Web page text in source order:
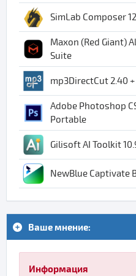
SimLab Composer
Maxon (Red Giant)
Suite
mp3DirectCut 2.40
Adobe Photoshop
Portable
Gilisoft AI Toolkit
NewBlue Captivate
Ваше мнение:
Информация